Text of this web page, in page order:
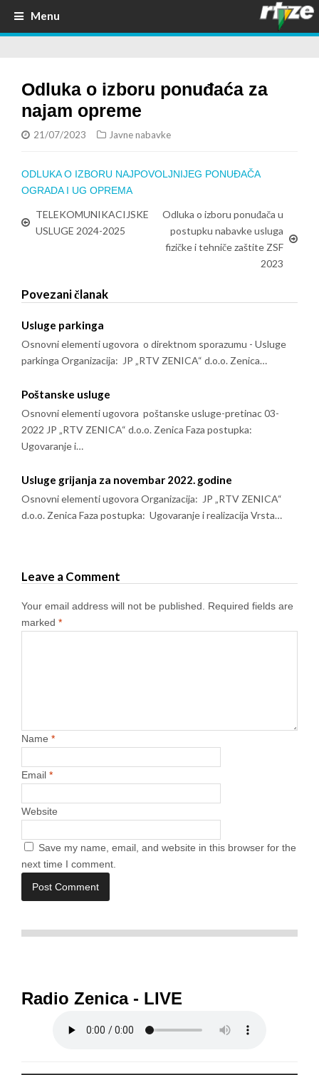
Menu
Odluka o izboru ponuđaća za
najam opreme
21/07/2023 Javne nabavke
ODLUKA O IZBORU NAJPOVOLJNIJEG PONUĐAČA
OGRADA I UG OPREMA
TELEKOMUNIKACIJSKE
USLUGE 2024-2025
Odluka o izboru ponuđača u
postupku nabavke usluga
fizičke i tehniče zaštite ZSF
2023
Povezani članak
Usluge parkinga
Osnovni elementi ugovora o direktnom sporazumu - Usluge
parkinga Organizacija: JP „RTV ZENICA“ d.o.o. Zenica…
Poštanske usluge
Osnovni elementi ugovora poštanske usluge-pretinac 03-
2022 JP „RTV ZENICA“ d.o.o. Zenica Faza postupka:
Ugovaranje i…
Usluge grijanja za novembar 2022. godine
Osnovni elementi ugovora Organizacija: JP „RTV ZENICA“
d.o.o. Zenica Faza postupka: Ugovaranje i realizacija Vrsta…
Leave a Comment
Your email address will not be published.
Required fields are
marked *
Name *
Email *
Website
Save my name, email, and website in this browser for the
next time I comment.
Radio Zenica - LIVE